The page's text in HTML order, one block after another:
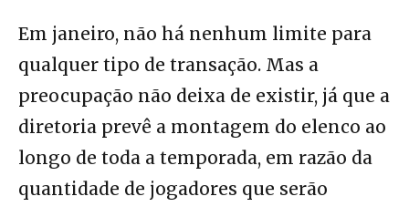
Em janeiro, não há nenhum limite para
qualquer tipo de transação. Mas a
preocupação não deixa de existir, já que a
diretoria prevê a montagem do elenco ao
longo de toda a temporada, em razão da
quantidade de jogadores que serão